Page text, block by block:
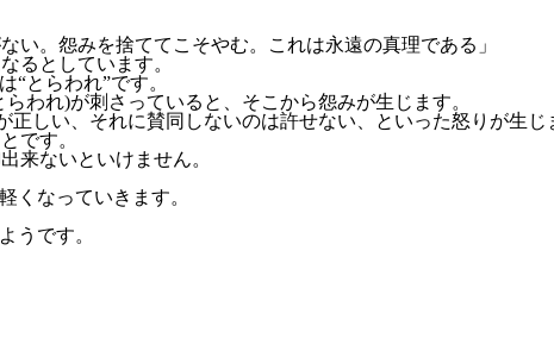
い。怨みを捨ててこそやむ。これは永遠の真理である」
るとしています。
“とらわれ”です。
われ)が刺さっていると、そこから怨みが生じます。
しい、それに賛同しないのは許せない、といった怒りが生じ
です。
来ないといけません。
くなっていきます。
うです。